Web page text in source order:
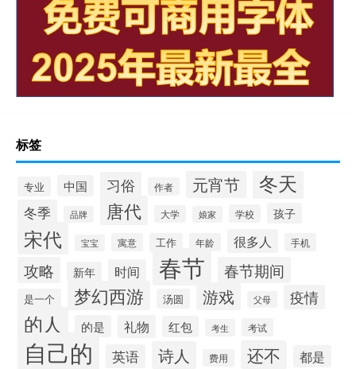
标签
专业 中国 习俗 作者 元宵节 冬天
冬季 品牌 唐代 大学 娘家 学校 孩子
宋代 宝宝 寓意 工作 年龄 很多人 手机
攻略 新年 时间 春节 春节期间
是一个 梦幻西游 汤圆 游戏 父母 疫情
的人 的是 礼物 红包 考生 考试
自己的 英语 诗人 费用 还不 都是